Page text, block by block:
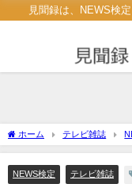
見聞録は、NEWS検
ホーム テレビ雑誌
【NEWS検定】
NEWS検定 テレビ雑誌